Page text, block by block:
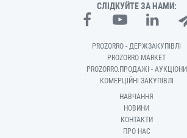
СЛІДКУЙТЕ ЗА НАМИ:
PROZORRO - ДЕРЖЗАКУПІВЛІ
PROZORRO MARKET
PROZORRO.ПРОДАЖІ - АУКЦІОНИ
КОМЕРЦІЙНІ ЗАКУПІВЛІ
НАВЧАННЯ
НОВИНИ
КОНТАКТИ
ПРО НАС